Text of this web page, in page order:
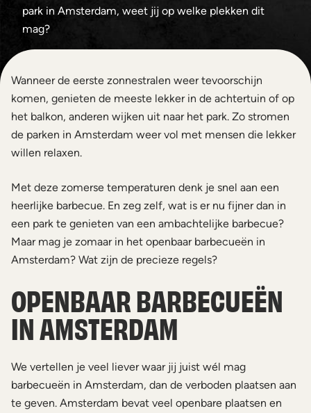
park in Amsterdam, weet jij op welke plekken dit
mag?
Wanneer de eerste zonnestralen weer tevoorschijn
komen, genieten de meeste lekker in de achtertuin of op
het balkon, anderen wijken uit naar het park. Zo stromen
de parken in Amsterdam weer vol met mensen die lekker
willen relaxen.
Met deze zomerse temperaturen denk je snel aan een
heerlijke barbecue. En zeg zelf, wat is er nu fijner dan in
een park te genieten van een ambachtelijke barbecue?
Maar mag je zomaar in het openbaar barbecueën in
Amsterdam? Wat zijn de precieze regels?
OPENBAAR BARBECUEËN
IN AMSTERDAM
We vertellen je veel liever waar jij juist wél mag
barbecueën in Amsterdam, dan de verboden plaatsen aan
te geven. Amsterdam bevat veel openbare plaatsen en